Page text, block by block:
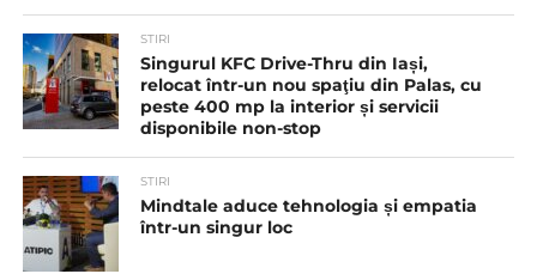
STIRI
Singurul KFC Drive-Thru din Iași,
relocat într-un nou spaţiu din Palas, cu
peste 400 mp la interior și servicii
disponibile non-stop
STIRI
Mindtale aduce tehnologia și empatia
într-un singur loc